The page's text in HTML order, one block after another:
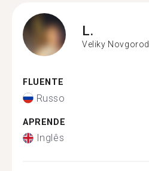
L.
Veliky Novgorod
FLUENTE
Russo
APRENDE
Inglês